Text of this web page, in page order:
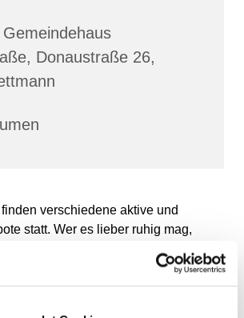
Donaustraße 26,
finden verschiedene aktive und
statt. Wer es lieber ruhig mag,
Vorbeikommen lohnt